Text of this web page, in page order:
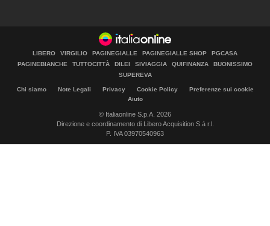
LIBERO VIRGILIO PAGINEGIALLE PAGINEGIALLE SHOP
PGCASA
PAGINEBIANCHE
TUTTOCITTÀ DILEI SIVIAGGIA QUIFINANZA
BUONISSIMO
SUPEREVA
Chi siamo Note Legali Privacy Cookie Policy
Preferenze sui cookie
Aiuto
© Italiaonline S.p.A. 2026
Direzione e coordinamento di Libero Acquisition S.á r.l.
P. IVA 03970540963